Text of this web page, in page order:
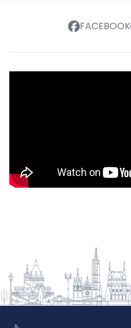
FACEBOOK